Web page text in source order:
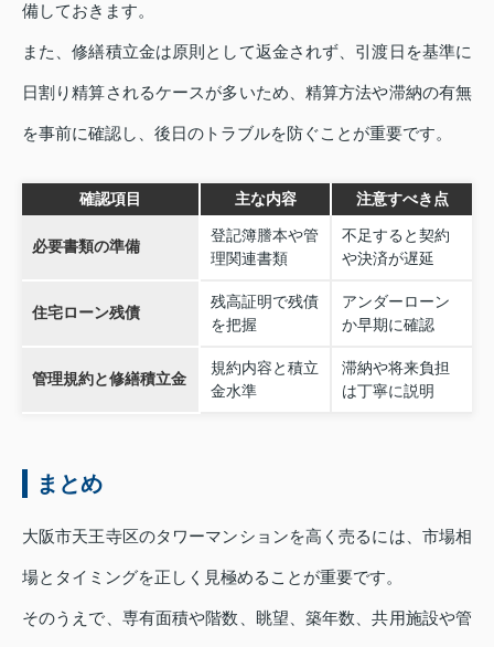
備しておきます。
また、修繕積立金は原則として返金されず、引渡日を基準に
日割り精算されるケースが多いため、精算方法や滞納の有無
を事前に確認し、後日のトラブルを防ぐことが重要です。
確認項目 主な内容 注意すべき点
必要書類の準備
登記簿謄本や管
理関連書類
不足すると契約
や決済が遅延
住宅ローン残債
残高証明で残債
を把握
アンダーローン
か早期に確認
管理規約と修繕積立金
規約内容と積立
金水準
滞納や将来負担
は丁寧に説明
まとめ
大阪市天王寺区のタワーマンションを高く売るには、市場相
場とタイミングを正しく見極めることが重要です。
そのうえで、専有面積や階数、眺望、築年数、共用施設や管